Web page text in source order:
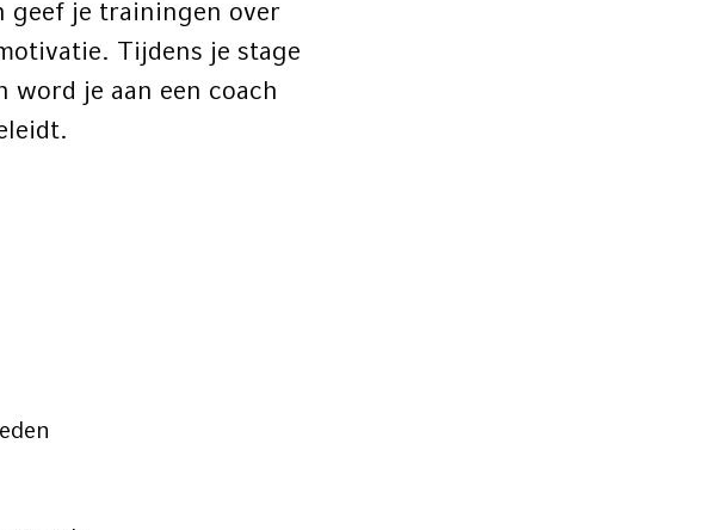
geef je trainingen over
Tijdens je stage
je aan een coach